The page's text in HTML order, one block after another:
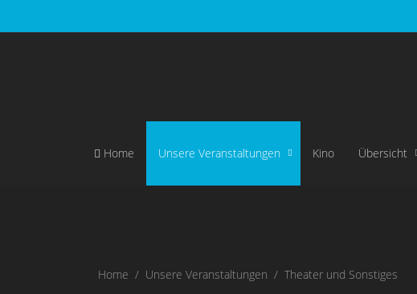
Home Unsere Veranstaltungen Kino Übersicht
Home Unsere Veranstaltungen Theater und Sonstiges